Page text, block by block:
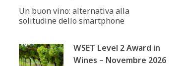
Un buon vino: alternativa alla
solitudine dello smartphone
WSET Level 2 Award in
Wines – Novembre 2026